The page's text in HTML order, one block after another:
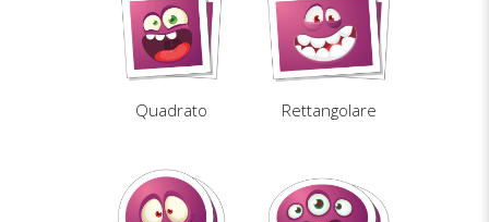
Quadrato Rettangolare